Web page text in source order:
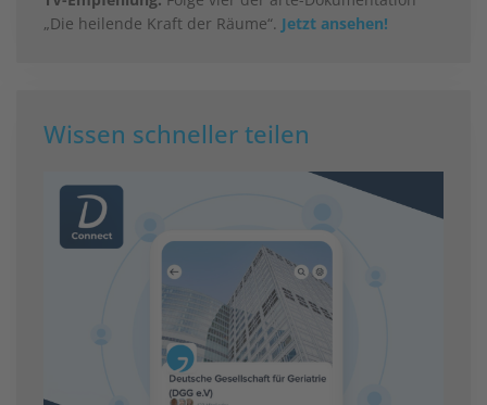
„Die heilende Kraft der Räume“. Jetzt ansehen!
Wissen schneller teilen